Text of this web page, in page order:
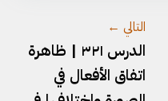
التالي ←
الدرس ٣٢١ | ظاهرة
اتفاق الأفعال في